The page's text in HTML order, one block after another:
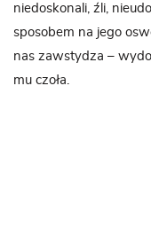
niedoskonali, źli,
sposobem na jego
nas zawstydza –
mu czoła.